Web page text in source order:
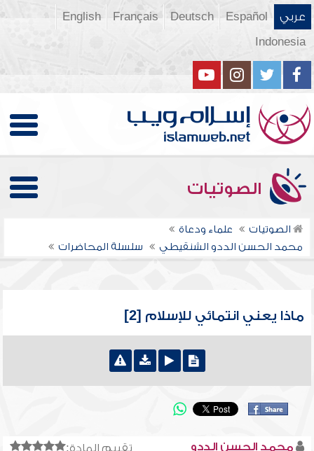
عربي Español
Deutsch
Français
English
Indonesia
الصوتيات
الصوتيات
علماء ودعاة
محمد الحسن الددو الشنقيطي
سلسلة المحاضرات
ماذا يعني انتمائي للإسلام [2]
تقييم المادة:
محمد الحسن الددو